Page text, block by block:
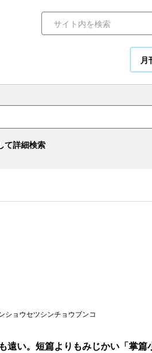
月
て詳細検索
ショウセツシンチョウブンコ
い。短篇よりもみじかい「掌篇